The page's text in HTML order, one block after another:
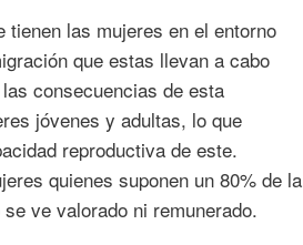
tienen las mujeres en el entorno
que estas llevan a cabo
consecuencias de esta
jóvenes y adultas, lo que
reproductiva de este.
quienes suponen un 80% de la
ve valorado ni remunerado.